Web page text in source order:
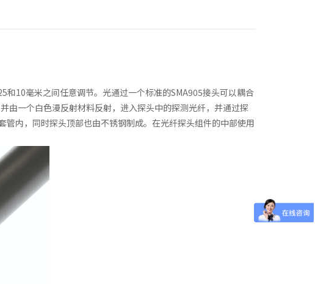
10毫米之间任意调节。光通过一个标准的SMA905接头可以耦合
由一个白色漫反射材料反射，进入探头中的探测光纤，并通过探
内，同时探头顶部也由不锈钢制成。在光纤探头组件的中部使用